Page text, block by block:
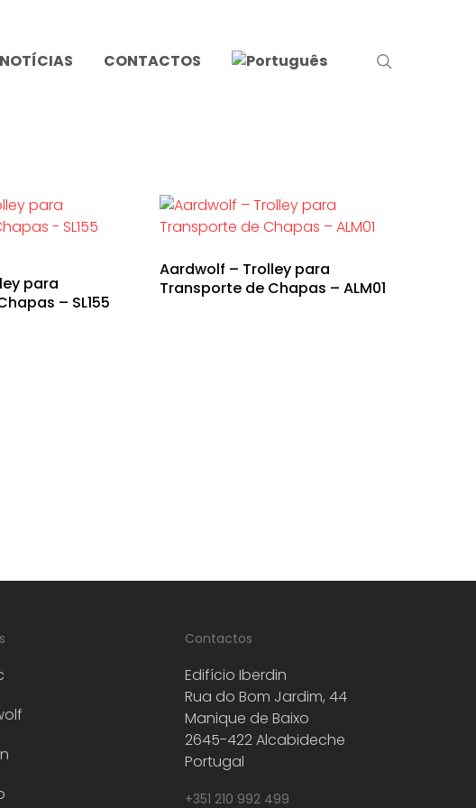
NOTÍCIAS CONTACTOS
para
– SL155
Aardwolf – Trolley para
Transporte de Chapas – ALM01
Contactos
Edifício Iberdin
Rua do Bom Jardim, 44
Manique de Baixo
2645-422 Alcabideche
Portugal
+351 210 992 499